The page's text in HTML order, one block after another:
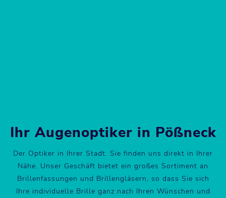
Ihr Augenoptiker in Pößneck
Der Optiker in Ihrer Stadt. Sie finden uns direkt in Ihrer
Nähe. Unser Geschäft bietet ein großes Sortiment an
Brillenfassungen und Brillengläsern, so dass Sie sich
Ihre individuelle Brille ganz nach Ihren Wünschen und